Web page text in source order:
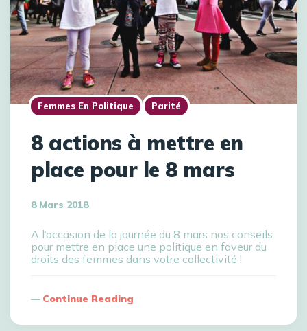
Femmes En Politique Parité
8 actions à mettre en
place pour le 8 mars
8 Mars 2018
A l’occasion de la journée du 8 mars nos conseils
pour mettre en place une politique en faveur du
droits des femmes dans votre collectivité !
Continue Reading